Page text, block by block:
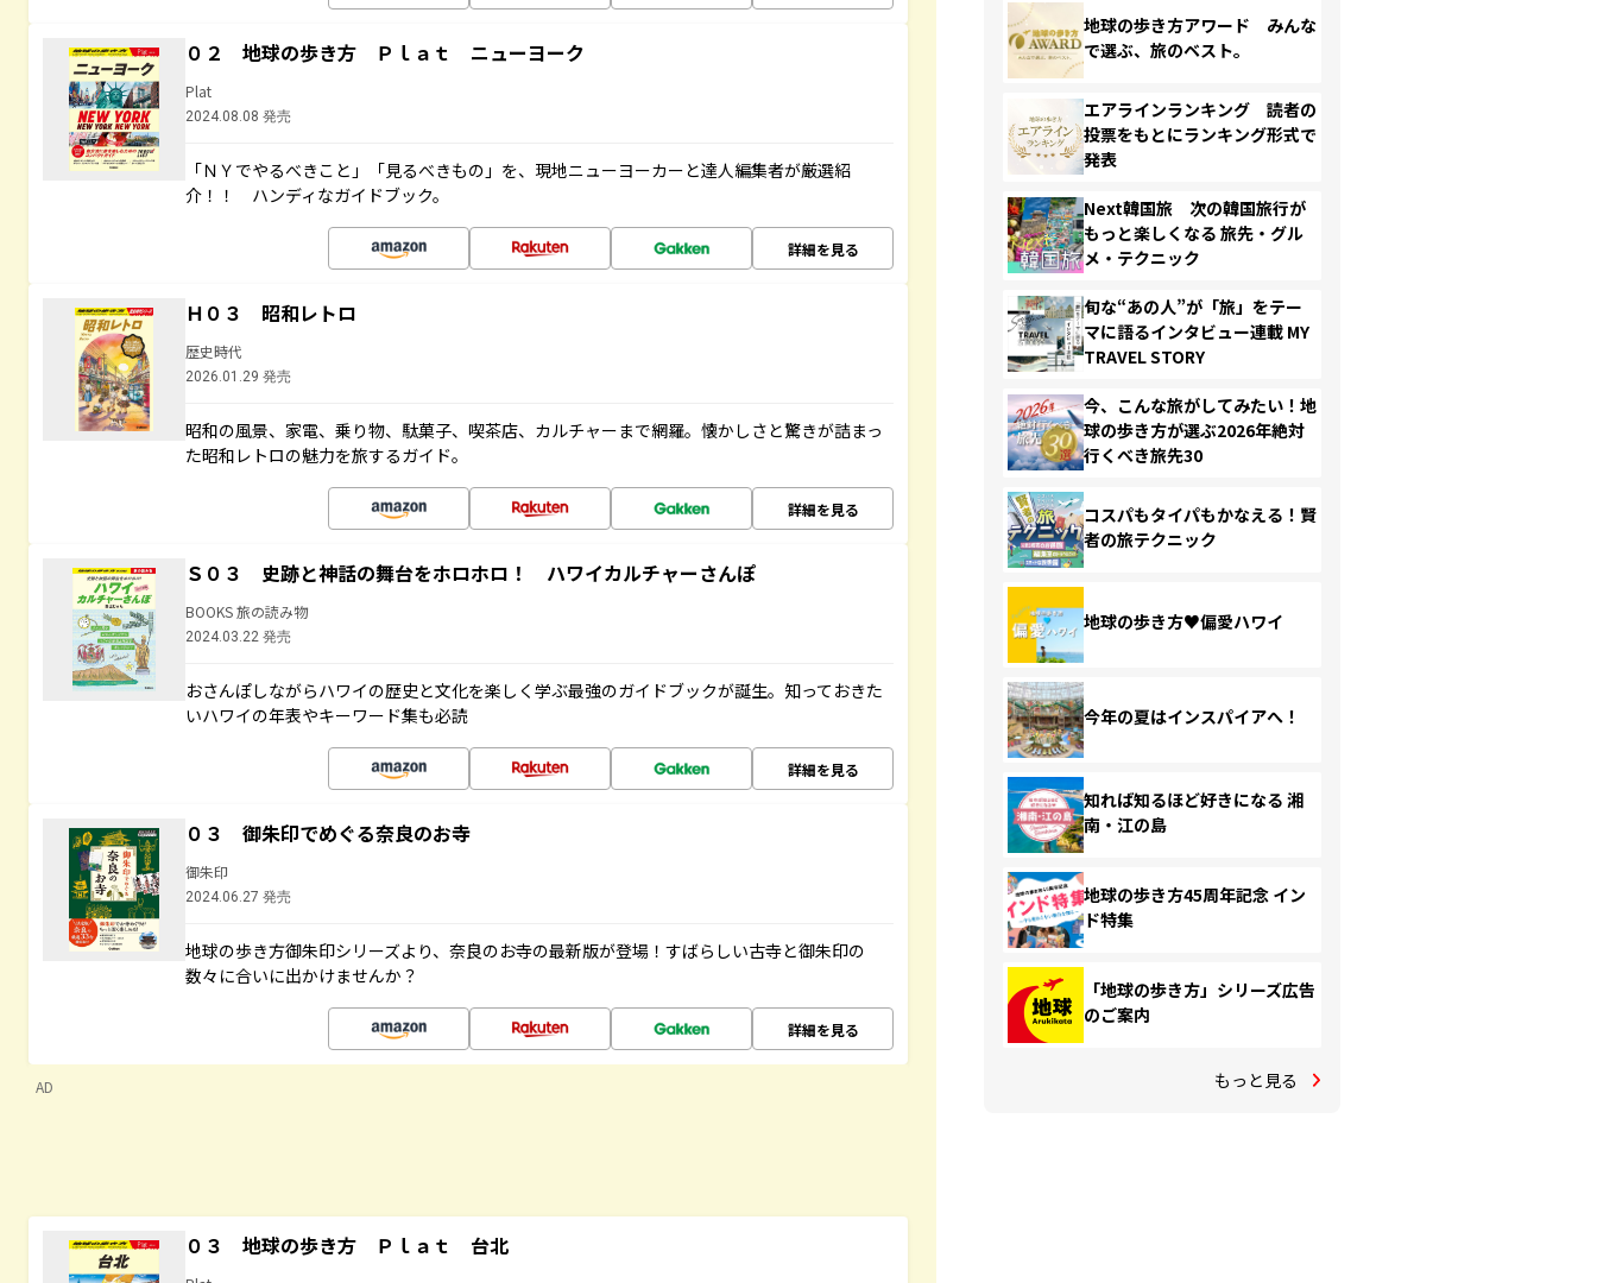
０２ 地球の歩き方 Ｐｌａｔ ニューヨーク
Plat
2024.08.08 発売
「ＮＹでやるべきこと」「見るべきもの」を、現地ニューヨーカーと達人編集者が厳選紹
介！！ ハンディなガイドブック。
詳細を見る
Ｈ０３ 昭和レトロ
歴史時代
2026.01.29 発売
昭和の風景、家電、乗り物、駄菓子、喫茶店、カルチャーまで網羅。懐かしさと驚きが詰まっ
た昭和レトロの魅力を旅するガイド。
詳細を見る
Ｓ０３ 史跡と神話の舞台をホロホロ！ ハワイカルチャーさんぽ
BOOKS 旅の読み物
2024.03.22 発売
おさんぽしながらハワイの歴史と文化を楽しく学ぶ最強のガイドブックが誕生。知っておきた
いハワイの年表やキーワード集も必読
詳細を見る
０３ 御朱印でめぐる奈良のお寺
御朱印
2024.06.27 発売
地球の歩き方御朱印シリーズより、奈良のお寺の最新版が登場！すばらしい古寺と御朱印の
数々に合いに出かけませんか？
詳細を見る
AD
０３ 地球の歩き方 Ｐｌａｔ 台北
地球の歩き方アワード みんな
で選ぶ、旅のベスト。
エアラインランキング 読者の
投票をもとにランキング形式で
発表
Next韓国旅 次の韓国旅行が
もっと楽しくなる 旅先・グル
メ・テクニック
旬な“あの人”が「旅」をテー
マに語るインタビュー連載 MY
TRAVEL STORY
今、こんな旅がしてみたい！地
球の歩き方が選ぶ2026年絶対
行くべき旅先30
コスパもタイパもかなえる！賢
者の旅テクニック
地球の歩き方♥偏愛ハワイ
今年の夏はインスパイアへ！
知れば知るほど好きになる 湘
南・江の島
地球の歩き方45周年記念 イン
ド特集
「地球の歩き方」シリーズ広告
のご案内
もっと見る